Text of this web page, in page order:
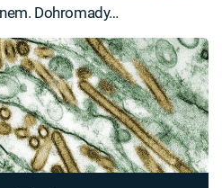
Dohromady…